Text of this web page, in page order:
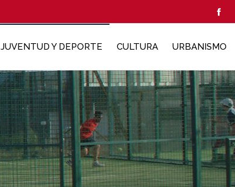
JUVENTUD Y DEPORTE CULTURA URBANISMO